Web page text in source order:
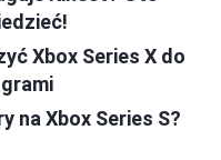
Xbox Series X do
na Xbox Series S?